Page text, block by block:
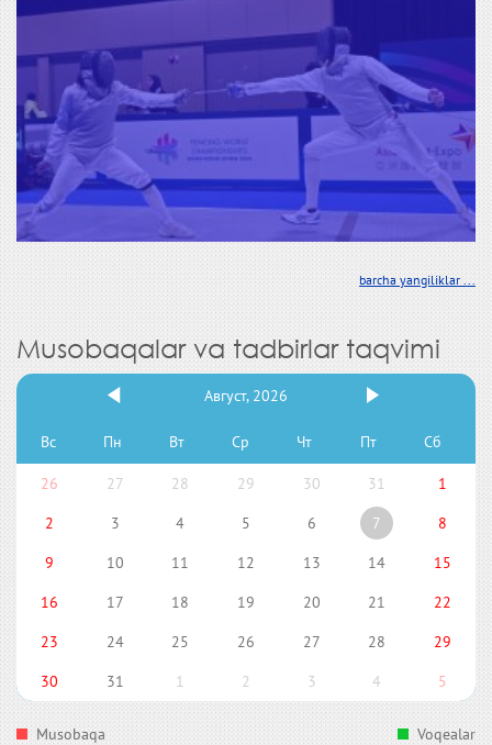
barcha yangiliklar ...
Musobaqalar va tadbirlar taqvimi
Август, 2026
Вс Пн Вт Ср Чт Пт Сб
26 27 28 29 30 31
1
2
3 4 5 6 7
8
9
10 11 12 13 14
15
16
17 18 19 20 21
22
23
24 25 26 27 28
29
30
31 1 2 3 4 5
Musobaqa Voqealar